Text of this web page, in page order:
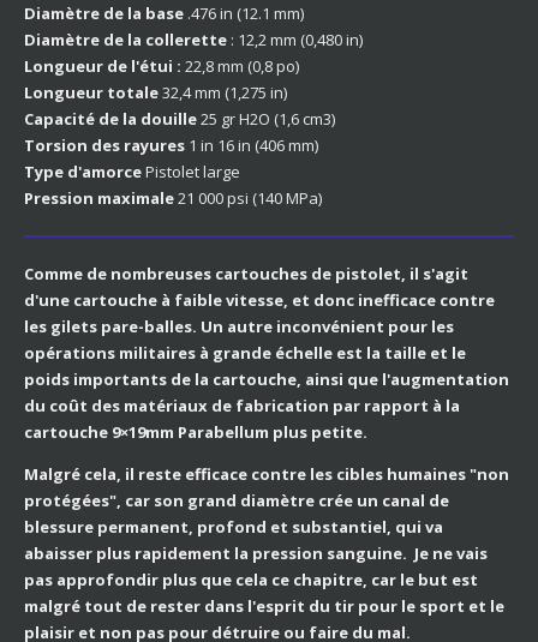
Diamètre de la base .476 in (12.1 mm)
Diamètre de la collerette : 12,2 mm (0,480 in)
Longueur de l'étui : 22,8 mm (0,8 po)
Longueur totale32,4 mm (1,275 in)
Capacité de la douille25 gr H2O (1,6 cm3)
Torsion des rayures 1 in 16 in (406 mm)
Type d'amorcePistolet large
Pression maximale21 000 psi (140 MPa)
Comme de nombreuses cartouches de pistolet, il s'agit
d'une cartouche à faible vitesse, et donc inefficace contre
les gilets pare-balles. Un autre inconvénient pour les
opérations militaires à grande échelle est la taille et le
poids importants de la cartouche, ainsi que l'augmentation
du coût des matériaux de fabrication par rapport à la
cartouche 9×19mm Parabellum plus petite.
Malgré cela, il reste efficace contre les cibles humaines "non
protégées", car son grand diamètre crée un canal de
blessure permanent, profond et substantiel, qui va
abaisser plus rapidement la pression sanguine. Je ne vais
pas approfondir plus que cela ce chapitre, car le but est
malgré tout de rester dans l'esprit du tir pour le sport et le
plaisir et non pas pour détruire ou faire du mal.